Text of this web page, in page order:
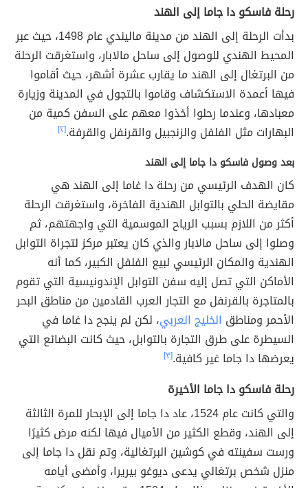
رحلة فاسكو دا جاما إلى الهند
بدأت الرحلة إلى الهند من مدينة ماليندي عام 1498، حيث عبر
المحيط الهندي للوصول إلى ساحل مالابار، واستغرقت الرحلة
من البرتغال إلى الهند ما يقارب عشرة أشهر، حيث أقاموا
فيها أعمدة الاستكشاف وقاموا بالتجول في المدينة وزيارة
معبادها، وعندما رحلوا أخذوا معهم على السفن كمية من
البهارات مثل الفلفل والزنجبيل والقرنفل والقرفة.[٢]
بعد وصول فاسكو دا جاما إلى الهند
كان الهدف الرئيسي من رحلة دا غاما إلى الهند هي
مقايضة الحلي بالتوابل الهندية الفاخرة، واستغرقت الرحلة
أكثر من اللازم بسبب الرياح الموسمية التي واجهتهم، ثم
وصلوا إلى ساحل مالابار والذي كان يعتبر مركز لتجراة التوابل
الهندية والمكان الرئيسي لبيع الفلفل الكبير، كما أنه
الأماكن التي تصل إليه سفن التوابل الإندونيسية التي تقوم
بالمتاجرة بالقرنفل مع التجار العرب القادمين من مناطق البحر
الأحمر ومناطق الخليج العربي، لكن لم ينجح دا غاما في
السيطرة على طرق التجارة بالتوابل، حيث كانت البضائع التي
يعرضها دا جاما غير كافية.[٣]
رحلة فاسكو دا جاما الأخيرة
والتي كانت عام 1524، عاد دا جاما إلى الإبحار للمرة الثالثة
إلى الهند، وقطع الكثير من الأميال فيها لكنه مرض كثيرًا
ورست سفينته في كوشين البرتغالية، وتم نقل دا جاما إلى
منزل شخص برتغالي يدعى ديوغو بيريرا، وأمضى أيامه